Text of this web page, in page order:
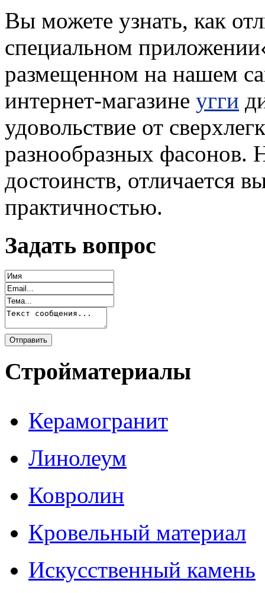
Вы можете узнать, как
специальном
размещенном на нашем
интернет-магазине угги
удовольствие от
разнообразных фасонов.
достоинств, отличается
практичностью.
Задать вопрос
Стройматериалы
Керамогранит
Линолеум
Ковролин
Кровельный материал
Искусственный камень